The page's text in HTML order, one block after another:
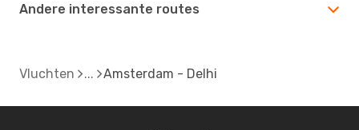
Andere interessante routes
Vluchten Amsterdam - Delhi